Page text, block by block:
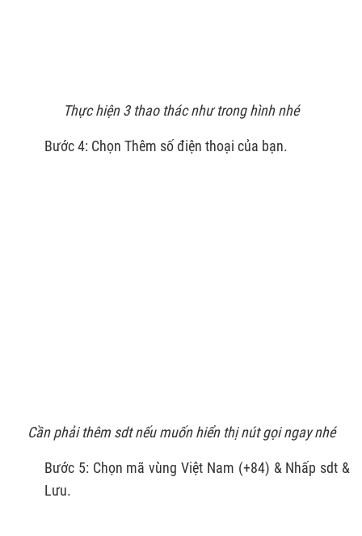
Thực hiện 3 thao thác như trong hình nhé
Bước 4: Chọn Thêm số điện thoại của bạn.
Cần phải thêm sdt nếu muốn hiển thị nút gọi ngay nhé
Bước 5: Chọn mã vùng Việt Nam (+84) & Nhấp sdt &
Lưu.